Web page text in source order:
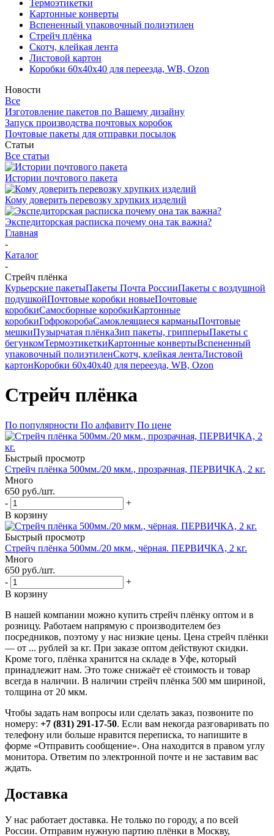
Термоэтикетки
Картонные конверты
Вспененный упаковочный полиэтилен
Стрейч плёнка
Скотч, клейкая лента
Листовой картон
Коробки 60х40х40 для переезда, WB, Ozon
Новости
Все
Изготовление пакетов по Вашему дизайну
Запуск производства почтовых коробок
Почтовые пакеты для отправки посылок
Статьи
Все статьи
Истории почтового пакета
Кому доверить перевозку хрупких изделий
Экспедиторская расписка почему она так важна?
Главная
-
Каталог
-
Стрейч плёнка
Курьерские пакетыПакеты Почта РоссииПакеты с воздушной
подушкойПочтовые коробки новыеПочтовые
коробкиСамосборные коробкиКартонные
коробкиГофрокоробаСамоклеящиеся карманыПочтовые
мешкиПузырчатая плёнкаЗип пакеты, грипперыПакеты с
бегункомТермоэтикеткиКартонные конвертыВспененный
упаковочный полиэтиленСкотч, клейкая лентаЛистовой
картонКоробки 60х40х40 для переезда, WB, Ozon
Стрейч плёнка
По популярности По алфавиту По цене
Быстрый просмотр
Стрейч плёнка 500мм./20 мкм., прозрачная, ПЕРВИЧКА, 2 кг.
Много
650 руб./шт.
-
+
В корзину
Быстрый просмотр
Стрейч плёнка 500мм./20 мкм., чёрная. ПЕРВИЧКА, 2 кг.
Много
650 руб./шт.
-
+
В корзину
В нашей компании можно купить стрейч плёнку оптом и в
розницу. Работаем напрямую с производителем без
посредников, поэтому у нас низкие цены. Цена стрейч плёнки
— от ... рублей за кг. При заказе оптом действуют скидки.
Кроме того, плёнка хранится на складе в Уфе, который
принадлежит нам. Это тоже снижаёт её стоимость и товар
всегда в наличии. В наличии стрейч плёнка 500 мм шириной,
толщина от 20 мкм.
Чтобы задать нам вопросы или сделать заказ, позвоните по
номеру: +7 (831) 291-17-50. Если вам некогда разговаривать по
телефону или больше нравится переписка, то напишите в
форме «Отправить сообщение». Она находится в правом углу
монитора. Ответим по электронной почте и не заставим вас
ждать.
Доставка
У нас работает доставка. Не только по городу, а по всей
России. Отправим нужную партию плёнки в Москву,